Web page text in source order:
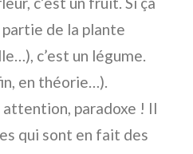
de la plante
c’est un légume.
en théorie…).
attention, paradoxe ! Il
qui sont en fait des